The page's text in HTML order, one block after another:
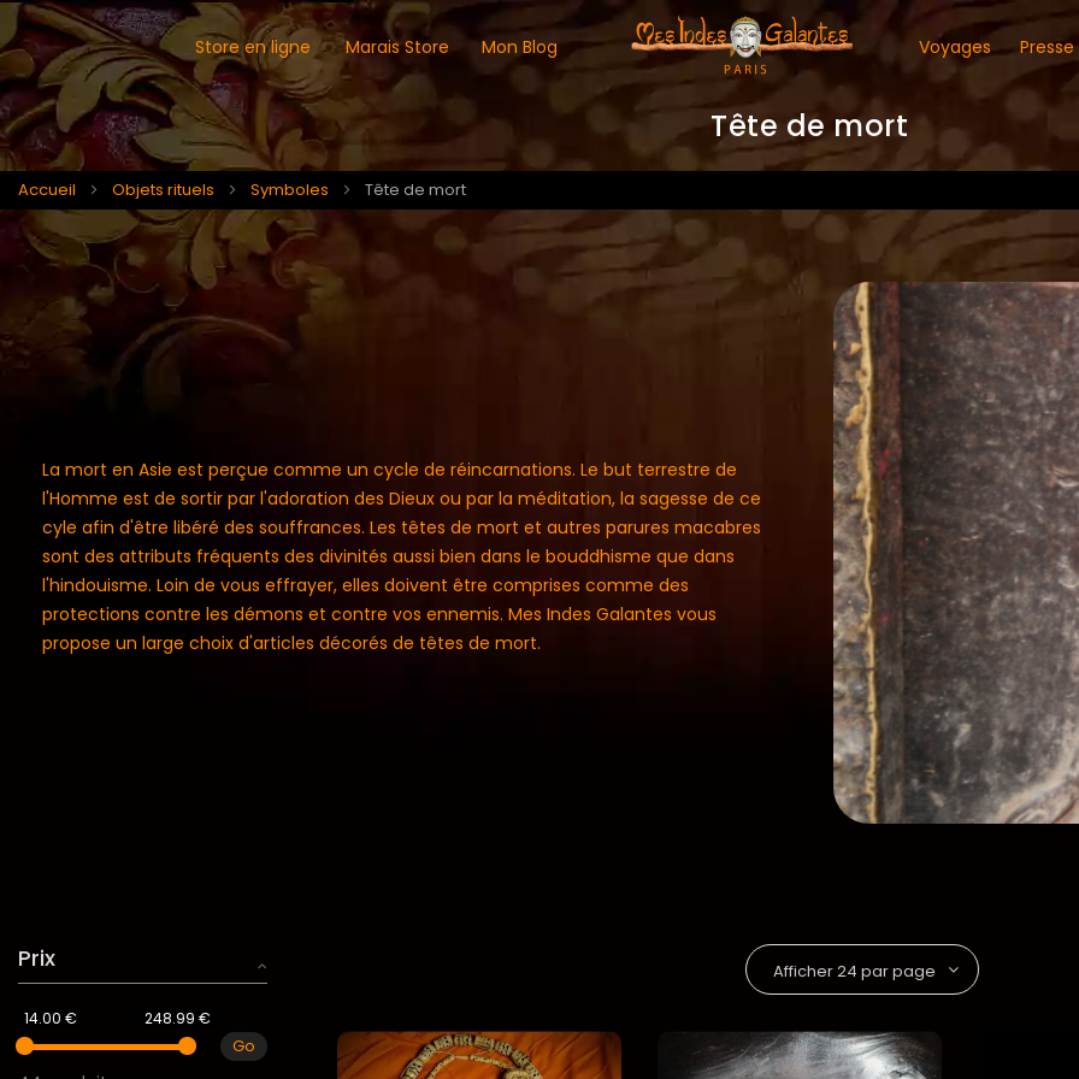
Store en ligne Marais Store Mon Blog Voyages Presse
Tête de mort
Accueil Objets rituels Symboles Tête de mort
La mort en Asie est perçue comme un cycle de réincarnations. Le but terrestre de
l'Homme est de sortir par l'adoration des Dieux ou par la méditation, la sagesse de ce
cyle afin d'être libéré des souffrances. Les têtes de mort et autres parures macabres
sont des attributs fréquents des divinités aussi bien dans le bouddhisme que dans
l'hindouisme. Loin de vous effrayer, elles doivent être comprises comme des
protections contre les démons et contre vos ennemis. Mes Indes Galantes vous
propose un large choix d'articles décorés de têtes de mort.
Prix
14.00 € 248.99 €
Go